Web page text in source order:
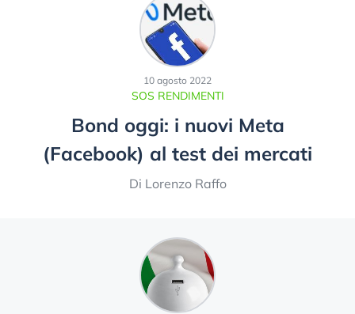
SOS RENDIMENTI
10 agosto 2022
Bond oggi: i nuovi Meta
(Facebook) al test dei mercati
Di Lorenzo Raffo